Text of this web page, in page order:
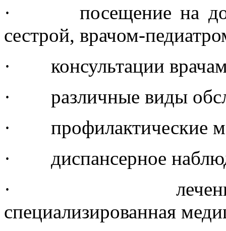
· посещение на дому
сестрой, врачом-
· консультации
· различные виды
· профилактические
· диспансерное
· лечение в
специализированная